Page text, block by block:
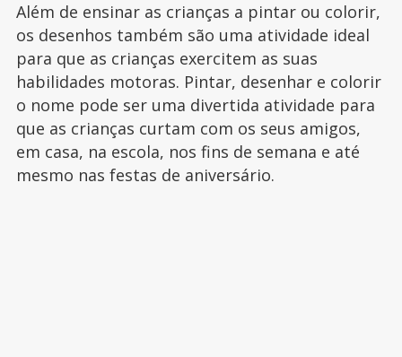
Além de ensinar as crianças a pintar ou colorir,
os desenhos também são uma atividade ideal
para que as crianças exercitem as suas
habilidades motoras. Pintar, desenhar e colorir
o nome pode ser uma divertida atividade para
que as crianças curtam com os seus amigos,
em casa, na escola, nos fins de semana e até
mesmo nas festas de aniversário.